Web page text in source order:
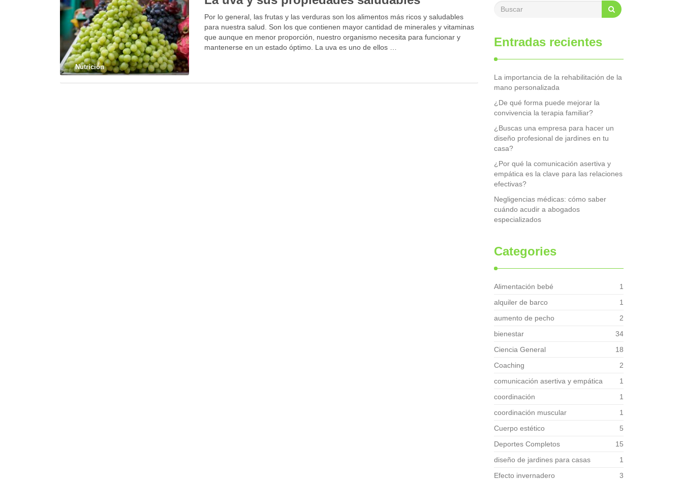
Nutrición
Por lo general, las frutas y las verduras son los alimentos más ricos y saludables
para nuestra salud. Son los que contienen mayor cantidad de minerales y vitaminas
que aunque en menor proporción, nuestro organismo necesita para funcionar y
mantenerse en un estado óptimo. La uva es uno de ellos …
Entradas recientes
La importancia de la rehabilitación de la
mano personalizada
¿De qué forma puede mejorar la
convivencia la terapia familiar?
¿Buscas una empresa para hacer un
diseño profesional de jardines en tu
casa?
¿Por qué la comunicación asertiva y
empática es la clave para las relaciones
efectivas?
Negligencias médicas: cómo saber
cuándo acudir a abogados
especializados
Categories
Alimentación bebé
1
alquiler de barco
1
aumento de pecho
2
bienestar
34
Ciencia General
18
Coaching
2
comunicación asertiva y empática
1
coordinación
1
coordinación muscular
1
Cuerpo estético
5
Deportes Completos
15
diseño de jardines para casas
1
Efecto invernadero
3